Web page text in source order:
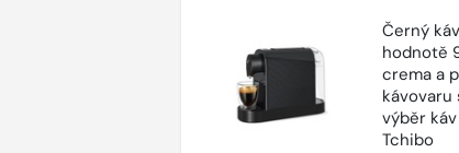
Černý
hodnotě
crema a
kávovaru
výběr
Tchibo